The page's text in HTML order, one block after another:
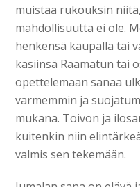
muistaa rukouksin
mahdollisuutta ei ole.
henkensä kaupalla tai
käsiinsä Raamatun tai
opettelemaan sanaa
varmemmin ja
mukana. Toivon ja
kuitenkin niin
valmis sen tekemään.